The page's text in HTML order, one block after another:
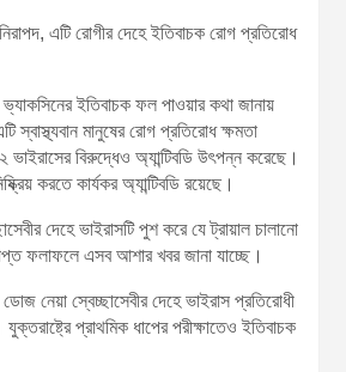
এটি রোগীর দেহে ইতিবাচক রোগ প্রতিরোধ
ইতিবাচক ফল পাওয়ার কথা জানায়
স্বাস্থ্যবান মানুষের রোগ প্রতিরোধ ক্ষমতা
ভাইরাসের বিরুদ্ধেও অ্যান্টিবডি উৎপন্ন করেছে।
করতে কার্যকর অ্যান্টিবডি রয়েছে।
দেহে ভাইরাসটি পুশ করে যে ট্রায়াল চালানো
ফলাফলে এসব আশার খবর জানা যাচ্ছে।
ডোজ নেয়া স্বেচ্ছাসেবীর দেহে ভাইরাস প্রতিরোধী
যুক্তরাষ্ট্রে প্রাথমিক ধাপের পরীক্ষাতেও ইতিবাচক